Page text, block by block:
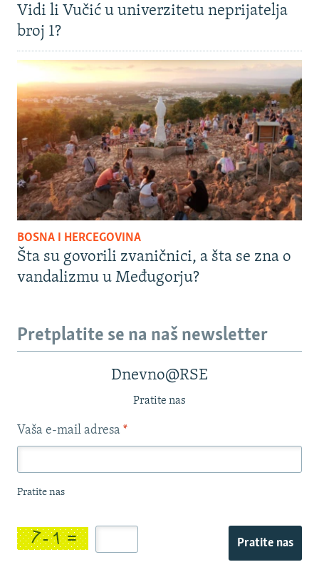
Vidi li Vučić u univerzitetu neprijatelja
broj 1?
BOSNA I HERCEGOVINA
Šta su govorili zvaničnici, a šta se zna o
vandalizmu u Međugorju?
Pretplatite se na naš newsletter
Dnevno@RSE
Pratite nas
Vaša e-mail adresa *
Pratite nas
Pratite nas